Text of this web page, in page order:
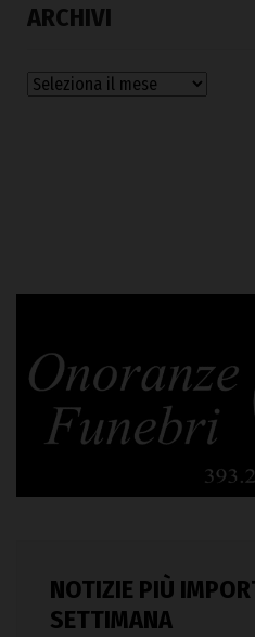
ARCHIVI
Archivi
NOTIZIE PIÙ
SETTIMANA